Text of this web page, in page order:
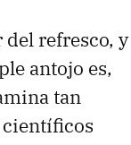
refresco, y
antojo es,
tan
científicos